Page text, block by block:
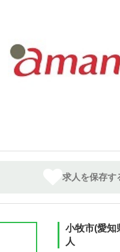
求人を保存す
小牧市(愛知
人